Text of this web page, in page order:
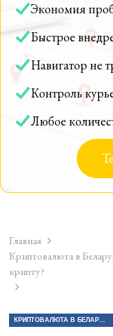
Экономия
Быстрое
Навигатор не
Контроль
Любое
Главная
Криптовалюта в
крипту?
КРИПТОВАЛЮТА В БЕЛАРУСИ: ЗАКОННО ЛИ ПОКУПАТЬ, ПРОДАВАТЬ КРИПТУ?